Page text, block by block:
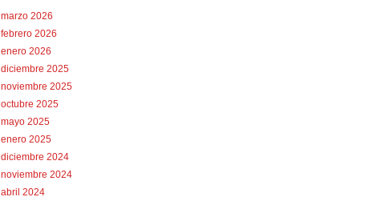
marzo 2026
febrero 2026
enero 2026
diciembre 2025
noviembre 2025
octubre 2025
mayo 2025
enero 2025
diciembre 2024
noviembre 2024
abril 2024